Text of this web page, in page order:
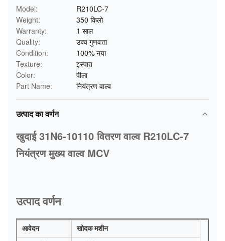
Model:
R210LC-7
Weight:
350 किलो
Warranty:
1 साल
Quality:
उच्च गुणवत्ता
Condition:
100% नया
Texture:
इस्पात
Color:
पीला
Part Name:
नियंत्रण वाल्व
उत्पाद का वर्णन
खुदाई 31N6-10110 वितरण वाल्व R210LC-7
नियंत्रण मुख्य वाल्व MCV
उत्पाद वर्णन
आवेदन खोदक मशीन